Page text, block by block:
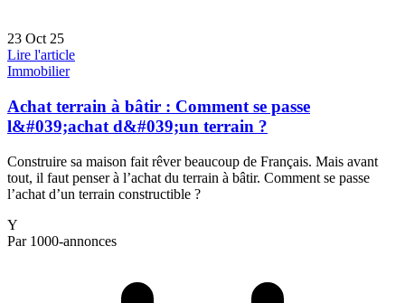
23 Oct 25
Lire l'article
Immobilier
Achat terrain à bâtir : Comment se passe
l&#039;achat d&#039;un terrain ?
Construire sa maison fait rêver beaucoup de Français. Mais avant
tout, il faut penser à l’achat du terrain à bâtir. Comment se passe
l’achat d’un terrain constructible ?
Y
Par 1000-annonces